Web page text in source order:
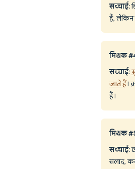
सच्चाई:
हैं, लेकिन
मिथक
सच्चाई:
जाते हैं।
हैं।
मिथक
सच्चाई:
सलाद,